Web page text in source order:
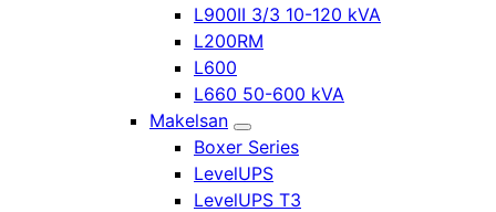
L900II 3/3 10-120 kVA
L200RM
L600
L660 50-600 kVA
Makelsan
Boxer Series
LevelUPS
LevelUPS T3